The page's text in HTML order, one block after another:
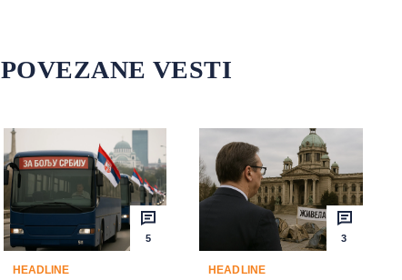
POVEZANE VESTI
5
HEADLINE
3
HEADLINE